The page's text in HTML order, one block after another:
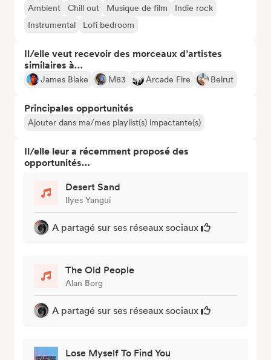
Ambient Chill out Musique de film
Indie rock
Instrumental
Lofi bedroom
Il/elle veut recevoir des morceaux d’artistes
similaires à…
James Blake M83 Arcade Fire Beirut
Principales opportunités
Ajouter dans ma/mes playlist(s) impactante(s)
Il/elle leur a récemment proposé des
opportunités…
Desert Sand
Ilyes Yangui
A partagé sur ses réseaux sociaux
The Old People
Alan Borg
A partagé sur ses réseaux sociaux
Lose Myself To Find You